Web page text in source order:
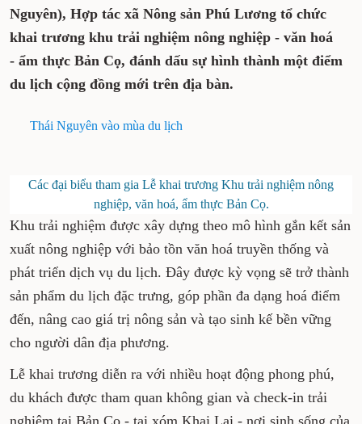
Nguyên), Hợp tác xã Nông sản Phú Lương tổ chức
khai trương khu trải nghiệm nông nghiệp - văn hoá
- ẩm thực Bản Cọ, đánh dấu sự hình thành một điểm
du lịch cộng đồng mới trên địa bàn.
Thái Nguyên vào mùa du lịch
Các đại biểu tham gia Lễ khai trương Khu trải nghiệm nông
nghiệp, văn hoá, ẩm thực Bản Cọ.
Khu trải nghiệm được xây dựng theo mô hình gắn kết sản
xuất nông nghiệp với bảo tồn văn hoá truyền thống và
phát triển dịch vụ du lịch. Đây được kỳ vọng sẽ trở thành
sản phẩm du lịch đặc trưng, góp phần đa dạng hoá điểm
đến, nâng cao giá trị nông sản và tạo sinh kế bền vững
cho người dân địa phương.
Lễ khai trương diễn ra với nhiều hoạt động phong phú,
du khách được tham quan không gian và check-in trải
nghiệm tại Bản Cọ - tại xóm Khai Lai - nơi sinh sống của